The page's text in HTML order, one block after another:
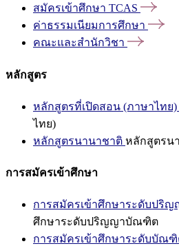
สมัครเข้าศึกษา TCAS
ค่าธรรมเนียมการศึกษา
คณะและสำนักวิชา
หลักสูตร
หลักสูตรที่เปิดสอน (ภาษาไทย)
ไทย)
หลักสูตรนานาชาติ หลักสูตรน
การสมัครเข้าศึกษา
การสมัครเข้าศึกษาระดับปริ
ศึกษาระดับปริญญาบัณฑิต
การสมัครเข้าศึกษาระดับบัณ